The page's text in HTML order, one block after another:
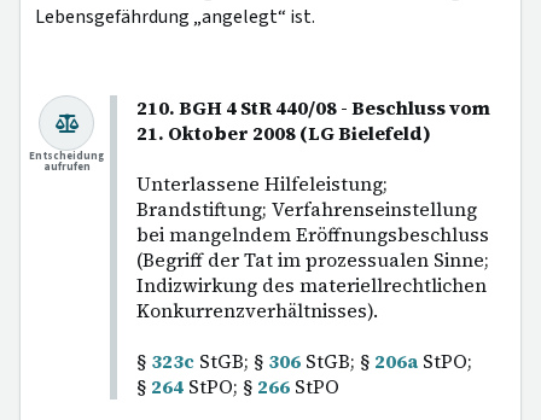
Lebensgefährdung „angelegt“ ist.
210. BGH 4 StR 440/08 - Beschluss vom
21. Oktober 2008 (LG Bielefeld)
Unterlassene Hilfeleistung;
Brandstiftung; Verfahrenseinstellung
bei mangelndem Eröffnungsbeschluss
(Begriff der Tat im prozessualen Sinne;
Indizwirkung des materiellrechtlichen
Konkurrenzverhältnisses).
§ 323c StGB; § 306 StGB; § 206a StPO;
§ 264 StPO; § 266 StPO
Entscheidung
aufrufen